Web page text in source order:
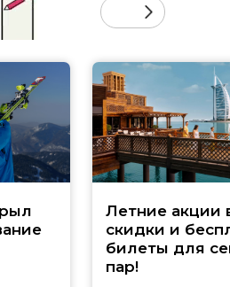
Летние акции
скидки и
билеты для
пар!